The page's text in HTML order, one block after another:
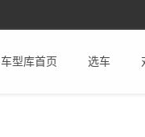
车型库首页 选车